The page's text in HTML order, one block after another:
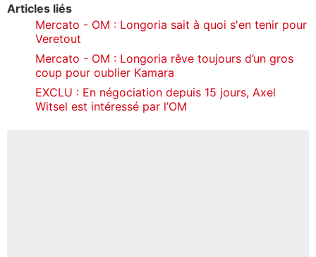
Articles liés
Mercato - OM : Longoria sait à quoi s'en tenir pour
Veretout
Mercato - OM : Longoria rêve toujours d’un gros
coup pour oublier Kamara
EXCLU : En négociation depuis 15 jours, Axel
Witsel est intéressé par l’OM